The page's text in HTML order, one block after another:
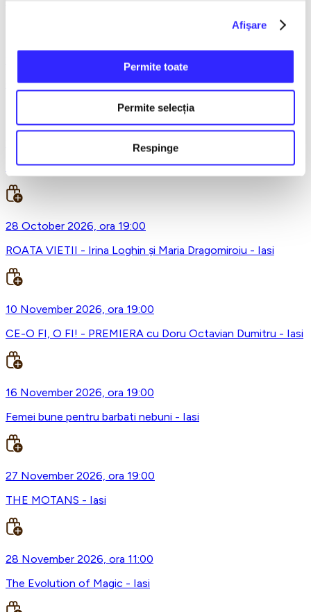
Afişare
Permite toate
Permite selecția
Respinge
20 October 2026, ora 19:00
Comedie la MAXIM - Romica Tociu si Cornel Palade - Iasi
24 October 2026, ora 20:00
THE URS - Iasi
28 October 2026, ora 19:00
ROATA VIETII - Irina Loghin și Maria Dragomiroiu - Iasi
10 November 2026, ora 19:00
CE-O FI, O FI! - PREMIERA cu Doru Octavian Dumitru - Iasi
16 November 2026, ora 19:00
Femei bune pentru barbati nebuni - Iasi
27 November 2026, ora 19:00
THE MOTANS - Iasi
28 November 2026, ora 11:00
The Evolution of Magic - Iasi